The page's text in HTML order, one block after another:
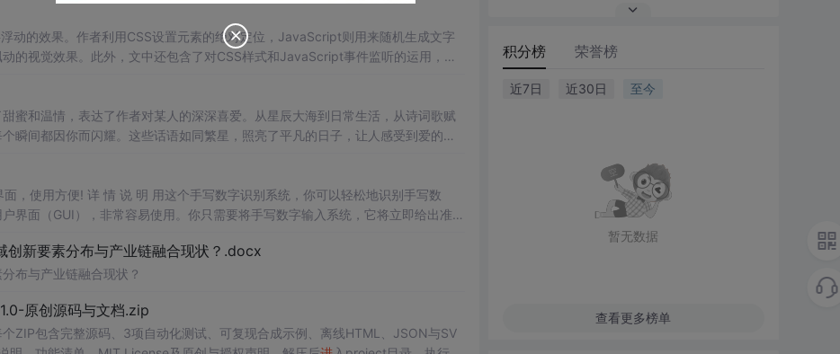
动的效果。作者利用CSS设置元素的绝对定位，JavaScript则用来随机生成文字
的视觉效果。此外，文中还包含了对CSS样式和JavaScript事件监听的运用，增
蜜和温情，表达了作者对某人的深深喜爱。从星辰大海到日常生活，从诗词歌赋
瞬间都因你而闪耀。这些话语如同繁星，照亮了平凡的日子，让人感受到爱的力
，使用方便! 详 情 说 明 用这个手写数字识别系统，你可以轻松地识别手写数
界面（GUI），非常容易使用。你只需要将手写数字输入系统，它将立即给出准确
创新要素分布与产业链融合现状？.docx
布与产业链融合现状？
原创源码与文档.zip
ZIP包含完整源码、3项自动化测试、可复现合成示例、离线HTML、JSON与SV
积分榜 荣誉榜
近7日 近30日 至今
暂无数据
查看更多榜单